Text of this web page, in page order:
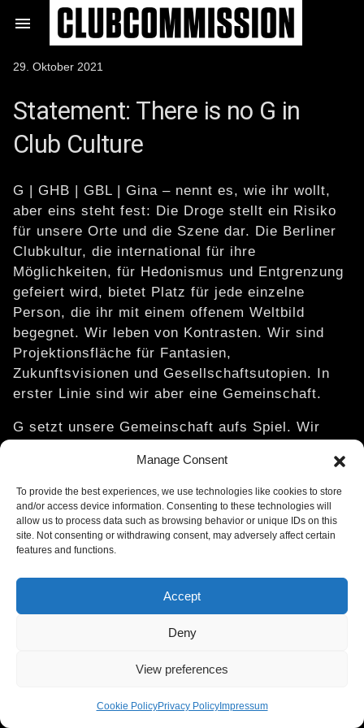
Manage Consent
To provide the best experiences, we use technologies like cookies to store
and/or access device information. Consenting to these technologies will
allow us to process data such as browsing behavior or unique IDs on this
site. Not consenting or withdrawing consent, may adversely affect certain
features and functions.
Accept
Deny
View preferences
Cookie PolicyPrivacy PolicyImpressum
Inhalt

Veröffentlicht
29. Oktober 2021
Statement: There is no G in
Club Culture
G | GHB | GBL | Gina – nennt es, wie ihr wollt,
aber eins steht fest: Die Droge stellt ein Risiko
für unsere Orte und die Szene dar. Die Berliner
Clubkultur, die international für ihre
Möglichkeiten, für Hedonismus und Entgrenzung
gefeiert wird, bietet Platz für jede einzelne
Person, die ihr mit einem offenem Weltbild
begegnet. Wir leben von Kontrasten. Wir sind
Projektionsfläche für Fantasien,
Zukunftsvisionen und Gesellschaftsutopien. In
erster Linie sind wir aber eine Gemeinschaft.
G setzt unsere Gemeinschaft aufs Spiel. Wir
Gleichzeitig beobachten wir, dass sich eine
Droge verbreitet, die häufig überdosiert wird,
besonders hohes Suchtpotenzial aufweist und
deren Risiken von Konsument:innen häufig
unterschätzt werden. Wir fragen uns: Wie sollen
sicher fühlen? Wie können wir die Freizügigkeit
der Berliner Szene hochhalten, wenn unter
Einfluss von G Konsens und Konsent an
wird, um Sexualstraftaten zu begehen? Wie
feiern, wenn der Einfluss dieser Droge unser